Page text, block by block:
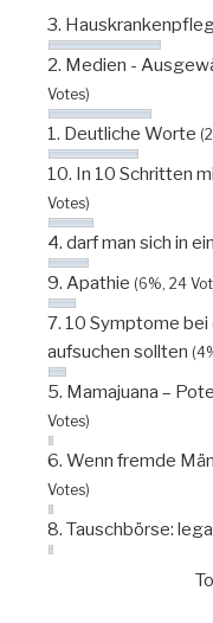
3.
2. Medien -
Votes)
1. Deutliche Worte
10. In 10 Schritten
Votes)
4. darf man sich in
9. Apathie (6%, 24
7. 10 Symptome
aufsuchen sollten
5. Mamajuana –
Votes)
6. Wenn fremde
Votes)
8. Tauschbörse: